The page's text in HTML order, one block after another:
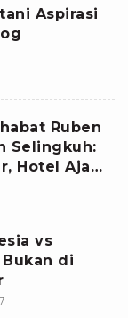
Aspirasi
DPR
Ruben
Selingkuh:
Hotel Aja
vs
di